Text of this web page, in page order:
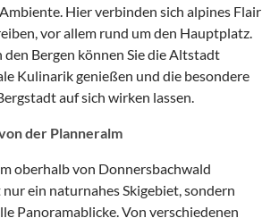
Hier verbinden sich alpines Flair
vor allem rund um den Hauptplatz.
den Bergen können Sie die Altstadt
Kulinarik genießen und die besondere
auf sich wirken lassen.
der Planneralm
oberhalb von Donnersbachwald
ein naturnahes Skigebiet, sondern
Panoramablicke. Von verschiedenen